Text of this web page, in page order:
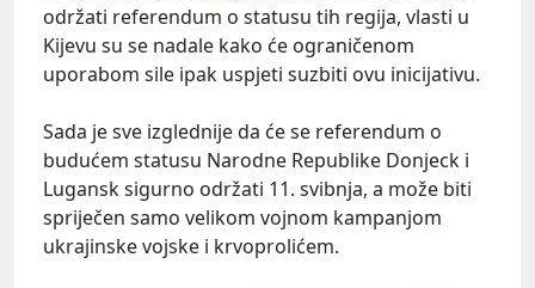
održati referendum o statusu tih regija, vlasti u
Kijevu su se nadale kako će ograničenom
uporabom sile ipak uspjeti suzbiti ovu inicijativu.
Sada je sve izglednije da će se referendum o
budućem statusu Narodne Republike Donjeck i
Lugansk sigurno održati 11. svibnja, a može biti
spriječen samo velikom vojnom kampanjom
ukrajinske vojske i krvoprolićem.